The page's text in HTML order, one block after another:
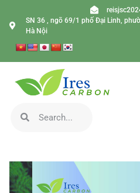
SN 36 , ngõ 69/1 phố Đại Linh,
Hà Nội